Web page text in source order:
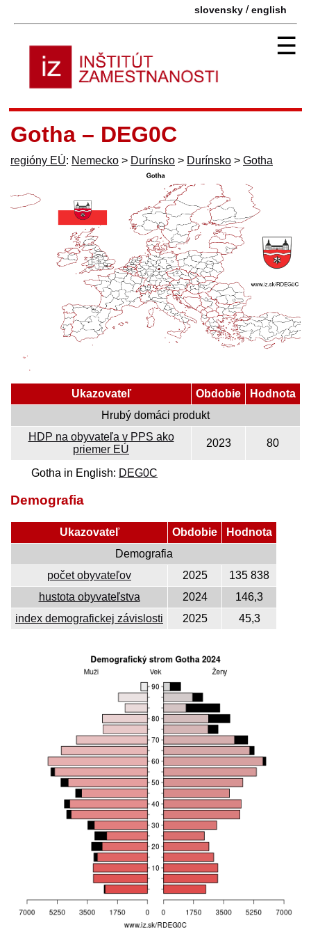
slovensky /english
☰
Gotha – DEG0C
regióny EÚ: Nemecko > Durínsko > Durínsko > Gotha
Ukazovateľ Obdobie
Hodnota
Hrubý domáci produkt
HDP na obyvateľa v PPS ako
priemer EÚ
2023 80
Gotha in English: DEG0C
Demografia
Ukazovateľ Obdobie
Hodnota
Demografia
počet obyvateľov
2025
135 838
hustota obyvateľstva
2024
146,3
index demografickej závislosti
2025 45,3